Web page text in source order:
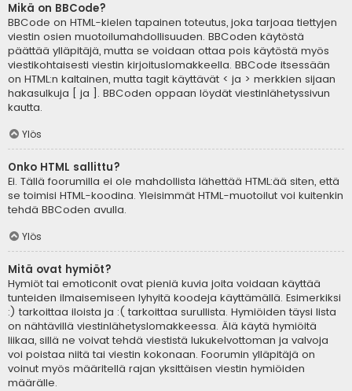
Mikä on BBCode?
BBCode on HTML-kielen tapainen toteutus, joka tarjoaa tiettyjen
viestin osien muotoilumahdollisuuden. BBCoden käytöstä
päättää ylläpitäjä, mutta se voidaan ottaa pois käytöstä myös
viestikohtaisesti viestin kirjoituslomakkeella. BBCode itsessään
on HTML:n kaltainen, mutta tagit käyttävät < ja > merkkien sijaan
hakasulkuja [ ja ]. BBCoden oppaan löydät viestinlähetyssivun
kautta.
Ylös
Onko HTML sallittu?
Ei. Tällä foorumilla ei ole mahdollista lähettää HTML:ää siten, että
se toimisi HTML-koodina. Yleisimmät HTML-muotoilut voi kuitenkin
tehdä BBCoden avulla.
Ylös
Mitä ovat hymiöt?
Hymiöt tai emoticonit ovat pieniä kuvia joita voidaan käyttää
tunteiden ilmaisemiseen lyhyitä koodeja käyttämällä. Esimerkiksi
:) tarkoittaa iloista ja :( tarkoittaa surullista. Hymiöiden täysi lista
on nähtävillä viestinlähetyslomakkeessa. Älä käytä hymiöitä
liikaa, sillä ne voivat tehdä viestistä lukukelvottoman ja valvoja
voi poistaa niitä tai viestin kokonaan. Foorumin ylläpitäjä on
voinut myös määritellä rajan yksittäisen viestin hymiöiden
määrälle.